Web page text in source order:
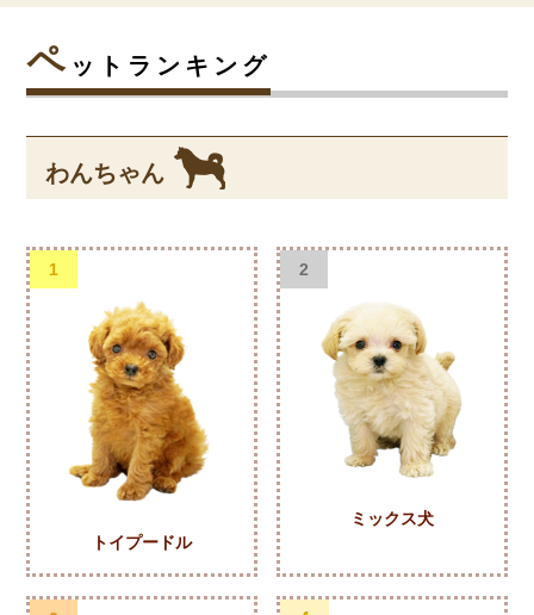
ペ ットランキング
わんちゃん
1
トイプードル
2
ミックス犬